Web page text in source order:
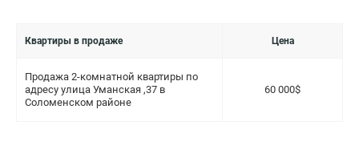
Квартиры в продаже Цена
Продажа 2-комнатной квартиры по
адресу улица Уманская ,37 в
Соломенском районе
60 000$